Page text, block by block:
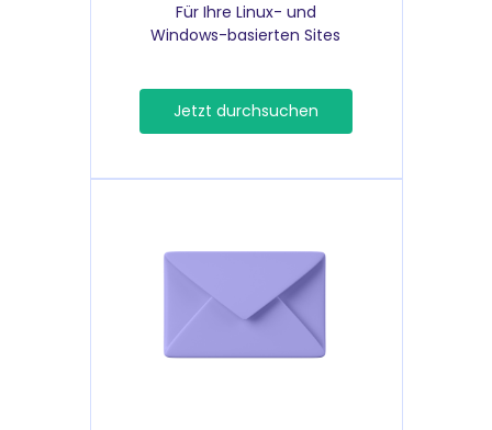
Für Ihre Linux- und
Windows-basierten Sites
Jetzt durchsuchen